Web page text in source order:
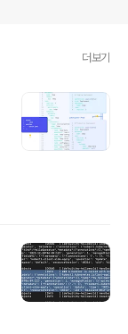
더보기